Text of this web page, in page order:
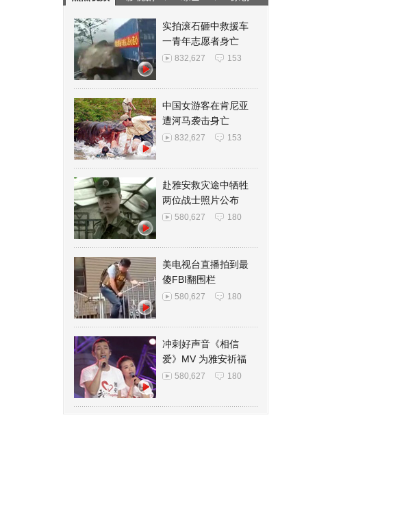
实拍滚石砸中救援车
一青年志愿者身亡
832,627 153
中国女游客在肯尼亚
遭河马袭击身亡
832,627 153
赴雅安救灾途中牺牲
两位战士照片公布
580,627 180
美电视台直播拍到最
傻FBI翻围栏
580,627 180
冲刺好声音《相信
爱》MV 为雅安祈福
580,627 180